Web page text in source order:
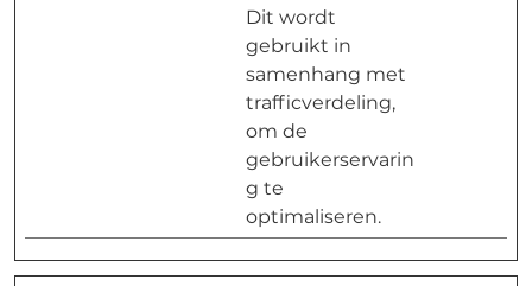
Dit wordt
gebruikt in
samenhang met
trafficverdeling,
om de
gebruikerservarin
g te
optimaliseren.